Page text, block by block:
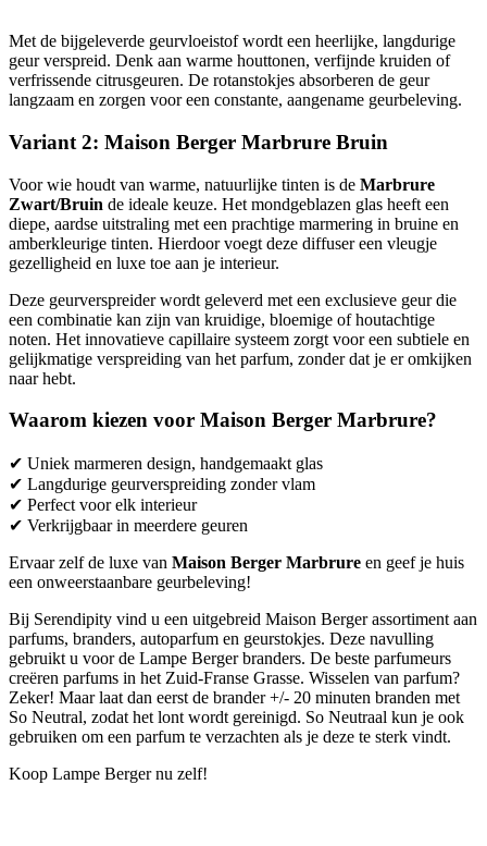
Met de bijgeleverde geurvloeistof wordt een heerlijke, langdurige
geur verspreid. Denk aan warme houttonen, verfijnde kruiden of
verfrissende citrusgeuren. De rotanstokjes absorberen de geur
langzaam en zorgen voor een constante, aangename geurbeleving.
Variant 2: Maison Berger Marbrure Bruin
Voor wie houdt van warme, natuurlijke tinten is de Marbrure
Zwart/Bruin de ideale keuze. Het mondgeblazen glas heeft een
diepe, aardse uitstraling met een prachtige marmering in bruine en
amberkleurige tinten. Hierdoor voegt deze diffuser een vleugje
gezelligheid en luxe toe aan je interieur.
Deze geurverspreider wordt geleverd met een exclusieve geur die
een combinatie kan zijn van kruidige, bloemige of houtachtige
noten. Het innovatieve capillaire systeem zorgt voor een subtiele en
gelijkmatige verspreiding van het parfum, zonder dat je er omkijken
naar hebt.
Waarom kiezen voor Maison Berger Marbrure?
✔ Uniek marmeren design, handgemaakt glas
✔ Langdurige geurverspreiding zonder vlam
✔ Perfect voor elk interieur
✔ Verkrijgbaar in meerdere geuren
Ervaar zelf de luxe van Maison Berger Marbrure en geef je huis
een onweerstaanbare geurbeleving!
Bij Serendipity vind u een uitgebreid Maison Berger assortiment aan
parfums, branders, autoparfum en geurstokjes. Deze navulling
gebruikt u voor de Lampe Berger branders. De beste parfumeurs
creëren parfums in het Zuid-Franse Grasse. Wisselen van parfum?
Zeker! Maar laat dan eerst de brander +/- 20 minuten branden met
So Neutral, zodat het lont wordt gereinigd. So Neutraal kun je ook
gebruiken om een parfum te verzachten als je deze te sterk vindt.
Koop Lampe Berger nu zelf!